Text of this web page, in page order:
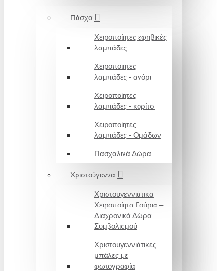
Πάσχα
Χειροποίητες εφηβικές
λαμπάδες
Χειροποίητες
λαμπάδες - αγόρι
Χειροποίητες
λαμπάδες - κορίτσι
Χειροποίητες
λαμπάδες - Ομάδων
Πασχαλινά Δώρα
Χριστούγεννα
Χριστουγεννιάτικα
Χειροποίητα Γούρια –
Διαχρονικά Δώρα
Συμβολισμού
Χριστουγεννιάτικες
μπάλες με
φωτογραφία